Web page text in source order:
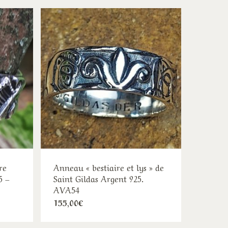
–
Anneau « bestiaire et lys » de
Saint Gildas Argent 925.
AVA54
155,00€